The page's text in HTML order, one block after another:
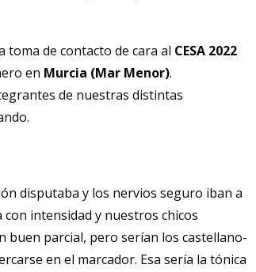
toma de contacto de cara al CESA 2022
en Murcia (Mar Menor).
de nuestras distintas
disputaba y los nervios seguro iban a
intensidad y nuestros chicos
buen parcial, pero serían los castellano-
en el marcador. Esa sería la tónica